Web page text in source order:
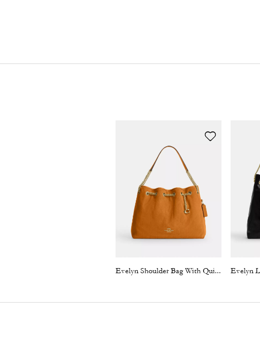
Evelyn Shoulder Bag With Quilting And Charm